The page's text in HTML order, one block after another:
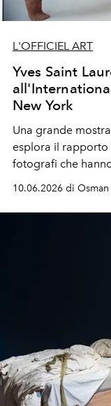
L'OFFICIEL ART
Yves Saint
New York
Una grande
esplora il rapporto
fotografi che
10.06.2026 di Osman